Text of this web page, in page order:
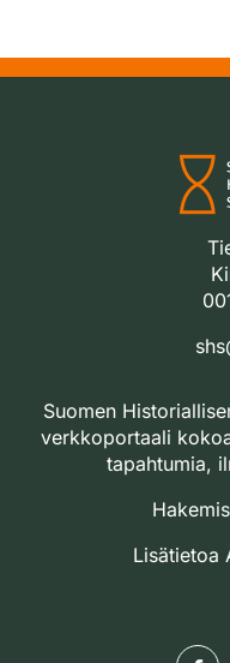
Suomen
verkkoportaali
tapahtumia,
Lisätietoa